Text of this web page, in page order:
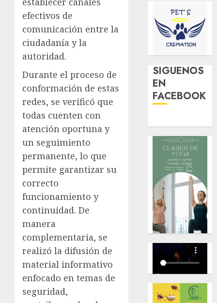
efectivos de
comunicación entre la
ciudadanía y la
autoridad.
Durante el proceso de
conformación de estas
redes, se verificó que
todas cuenten con
atención oportuna y
un seguimiento
permanente, lo que
permite garantizar su
correcto
funcionamiento y
continuidad. De
manera
complementaria, se
realizó la difusión de
material informativo
enfocado en temas de
seguridad,
SIGUENOS
EN
FACEBOOK